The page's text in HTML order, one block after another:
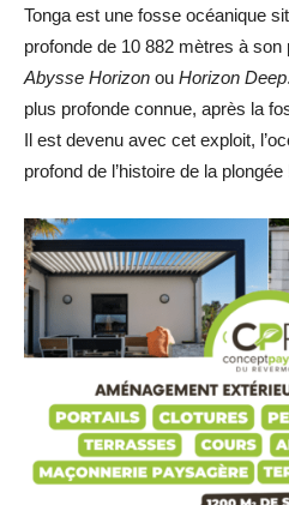
Tonga est une fosse océanique
profonde de 10 882 mètres à
Abysse Horizon ou Horizon Deep
plus profonde connue, après la
Il est devenu avec cet exploit,
profond de l’histoire de la plongée